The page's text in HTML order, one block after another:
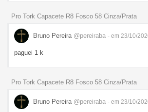
Pro Tork Capacete R8 Fosco 58 Cinza/Prata
Bruno Pereira @pereiraba - em 23/10/
paguei 1 k
Pro Tork Capacete R8 Fosco 58 Cinza/Prata
Bruno Pereira @pereiraba - em 23/10/